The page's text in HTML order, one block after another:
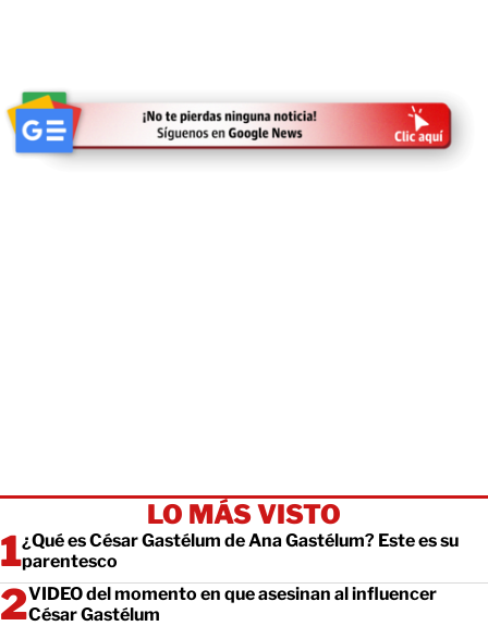
LO MÁS VISTO
¿Qué es César Gastélum de Ana Gastélum? Este es su
parentesco
VIDEO del momento en que asesinan al influencer
César Gastélum